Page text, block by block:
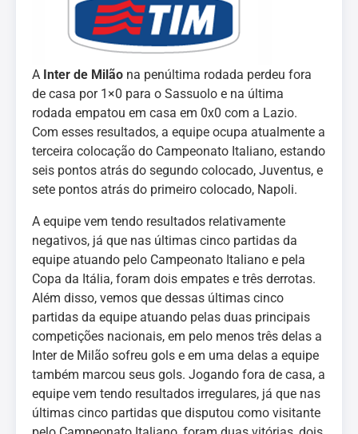
A Inter de Milão na penúltima rodada perdeu fora
de casa por 1×0 para o Sassuolo e na última
rodada empatou em casa em 0x0 com a Lazio.
Com esses resultados, a equipe ocupa atualmente a
terceira colocação do Campeonato Italiano, estando
seis pontos atrás do segundo colocado, Juventus, e
sete pontos atrás do primeiro colocado, Napoli.
A equipe vem tendo resultados relativamente
negativos, já que nas últimas cinco partidas da
equipe atuando pelo Campeonato Italiano e pela
Copa da Itália, foram dois empates e três derrotas.
Além disso, vemos que dessas últimas cinco
partidas da equipe atuando pelas duas principais
competições nacionais, em pelo menos três delas a
Inter de Milão sofreu gols e em uma delas a equipe
também marcou seus gols. Jogando fora de casa, a
equipe vem tendo resultados irregulares, já que nas
últimas cinco partidas que disputou como visitante